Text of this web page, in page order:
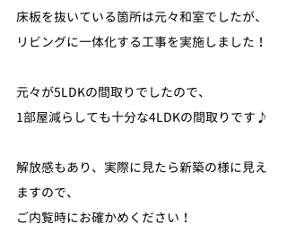
床板を抜いている箇所は元々和室でしたが、
リビングに一体化する工事を実施しました！
元々が5LDKの間取りでしたので、
1部屋減らしても十分な4LDKの間取りです♪
解放感もあり、実際に見たら新築の様に見え
ますので、
ご内覧時にお確かめください！